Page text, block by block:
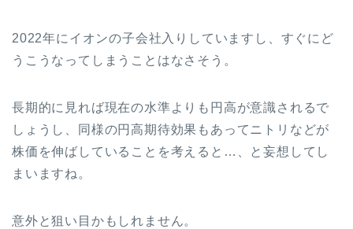
2022年にイオンの子会社入りしていますし、すぐにど
うこうなってしまうことはなさそう。
長期的に見れば現在の水準よりも円高が意識されるで
しょうし、同様の円高期待効果もあってニトリなどが
株価を伸ばしていることを考えると…、と妄想してし
まいますね。
意外と狙い目かもしれません。